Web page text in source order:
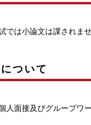
では小論文は課されませ
ついて
人面接及びグループワ